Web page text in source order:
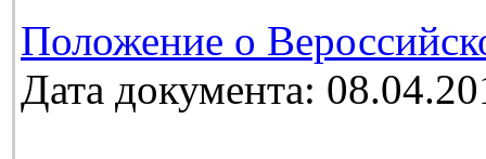
Положение о
Дата документа: